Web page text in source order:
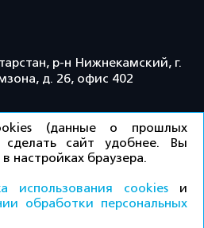
р-н Нижнекамский, г.
д. 26, офис 402
2026 / Все права
(данные о прошлых
сделать сайт удобнее. Вы
настройках браузера.
использования cookies и
обработки персональных